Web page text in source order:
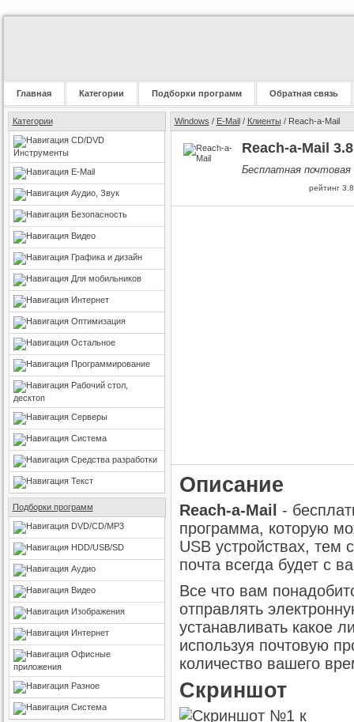
Главная Категории Подборки программ Обратная связь
Категории
CD/DVD
Инструменты
E-Mail
Аудио, Звук
Безопасность
Видео
Графика и дизайн
Для мобильников
Интернет
Оптимизация
Остальное
Программирование
Рабочий стол,
десктоп
Серверы
Система
Средства разработки
Текст
Подборки программ
DVD/CD/MP3
HDD/USB/SD
Аудио
Видео
Изображения
Интернет
Офисные
приложения
Разное
Система
Windows / E-Mail/ Клиенты/ Reach-a-Mail
Reach-a-Mail 3.8
Бесплатная почтовая
рейтинг 3.8
Описание
Reach-a-Mail
-
программа, которую
USB устройствах, тем
почта всегда будет с
Все что вам
отправлять
устанавливать какое
используя почтовую
количество вашего
Скриншот